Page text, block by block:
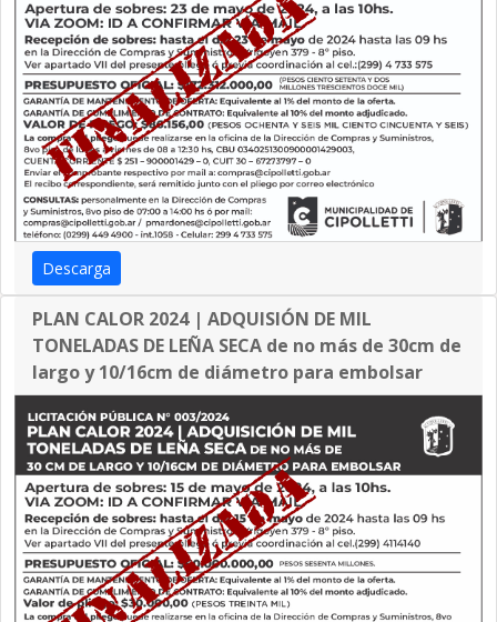
Descarga
PLAN CALOR 2024 | ADQUISIÓN DE MIL
TONELADAS DE LEÑA SECA de no más de 30cm de
largo y 10/16cm de diámetro para embolsar